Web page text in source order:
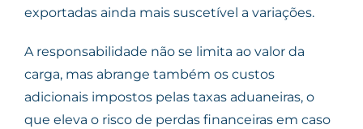
exportadas ainda mais suscetível a variações.
A responsabilidade não se limita ao valor da
carga, mas abrange também os custos
adicionais impostos pelas taxas aduaneiras, o
que eleva o risco de perdas financeiras em caso